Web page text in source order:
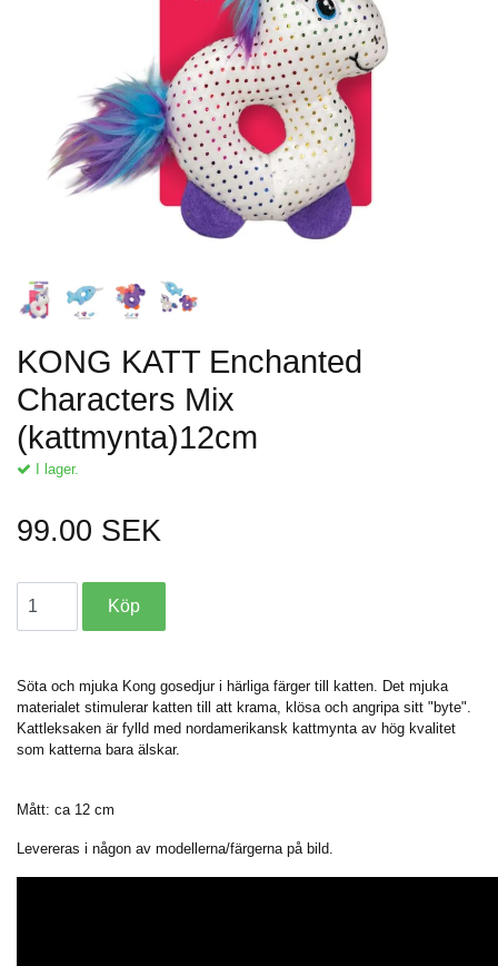
KONG KATT Enchanted
Characters Mix
(kattmynta)12cm
I lager.
99.00 SEK
Söta och mjuka Kong gosedjur i härliga färger till katten. Det mjuka
materialet stimulerar katten till att krama, klösa och angripa sitt "byte".
Kattleksaken är fylld med nordamerikansk kattmynta av hög kvalitet
som katterna bara älskar.
Mått: ca 12 cm
Levereras i någon av modellerna/färgerna på bild.